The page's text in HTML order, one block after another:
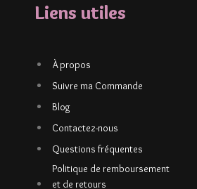
Liens utiles
À propos
Suivre ma Commande
Blog
Contactez-nous
Questions fréquentes
Politique de remboursement
et de retours